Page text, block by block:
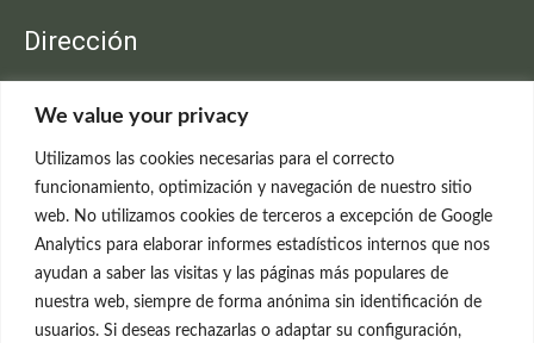
We value your privacy
Utilizamos las cookies necesarias para el correcto
funcionamiento, optimización y navegación de nuestro sitio
web. No utilizamos cookies de terceros a excepción de Google
Analytics para elaborar informes estadísticos internos que nos
ayudan a saber las visitas y las páginas más populares de
nuestra web, siempre de forma anónima sin identificación de
usuarios. Si deseas rechazarlas o adaptar su configuración,
Dirección
C/Claudio Coello, 19 - 1º
699 595 619
rejuvenecimiento@clinicaneleva.com
Información Legal